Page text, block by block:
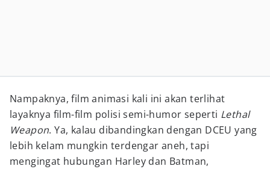
Nampaknya, film animasi kali ini akan terlihat
layaknya film-film polisi semi-humor seperti Lethal
Weapon. Ya, kalau dibandingkan dengan DCEU yang
lebih kelam mungkin terdengar aneh, tapi
mengingat hubungan Harley dan Batman,